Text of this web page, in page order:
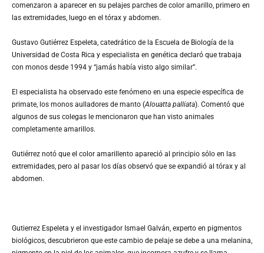
comenzaron a aparecer en su pelajes parches de color amarillo, primero en
las extremidades, luego en el tórax y abdomen.
Gustavo Gutiérrez Espeleta, catedrático de la Escuela de Biología de la
Universidad de Costa Rica y especialista en genética declaró que trabaja
con monos desde 1994 y “jamás había visto algo similar”.
El especialista ha observado este fenómeno en una especie específica de
primate, los monos aulladores de manto (Alouatta palliata). Comentó que
algunos de sus colegas le mencionaron que han visto animales
completamente amarillos.
Gutiérrez notó que el color amarillento apareció al principio sólo en las
extremidades, pero al pasar los días observó que se expandió al tórax y al
abdomen.
Gutierrez Espeleta y el investigador Ismael Galván, experto en pigmentos
biológicos, descubrieron que este cambio de pelaje se debe a una melanina,